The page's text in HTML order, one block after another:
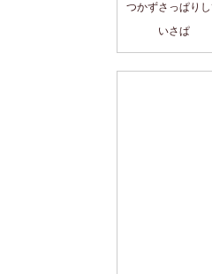
つかずさっぱり
うスキンケアの
やすそう。 エア
直し時にも使っ
いさぱ